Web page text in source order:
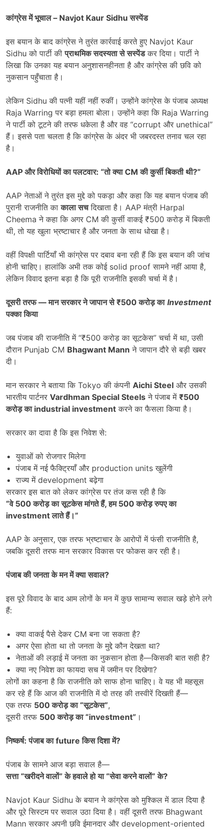
कांग्रेस में भूचाल– Navjot Kaur Sidhuसस्पेंड
इस बयान के बाद कांग्रेस ने तुरंत कार्रवाई करते हुए Navjot Kaur
Sidhu को पार्टी कीप्राथमिक सदस्यता से सस्पेंडकर दिया। पार्टी ने
लिखा कि उनका यह बयान अनुशासनहीनता है और कांग्रेस की छवि को
नुकसान पहुँचाता है।
लेकिन Sidhu की पत्नी यहीं नहीं रुकीं। उन्होंने कांग्रेस के पंजाब अध्यक्ष
Raja Warring पर बड़ा हमला बोला। उन्होंने कहा कि Raja Warring
ने पार्टी को टूटने की तरफ धकेला है और वह “corrupt और unethical”
हैं। इससे पता चलता है कि कांग्रेस के अंदर भी जबरदस्त तनाव चल रहा
है।
AAP और विरोधियों का पलटवार: “तो क्याCMकी कुर्सी बिकती थी?”
AAP नेताओं ने तुरंत इस मुद्दे को पकड़ा और कहा कि यह बयान पंजाब की
पुरानी राजनीति काकाला सचदिखाता है। AAP मंत्री Harpal
Cheema ने कहा कि अगर CM की कुर्सी वाकई ₹500 करोड़ में बिकती
थी, तो यह खुला भ्रष्टाचार है और जनता के साथ धोखा है।
वहीं विपक्षी पार्टियाँ भी कांग्रेस पर दबाव बना रही हैं कि इस बयान की जांच
होनी चाहिए। हालांकि अभी तक कोई solid proof सामने नहीं आया है,
लेकिन विवाद इतना बड़ा है कि पूरी राजनीति इसकी चर्चा में है।
दूसरी तरफ—मान सरकार ने जापान से₹500करोड़ का Investment
पक्का किया
जब पंजाब की राजनीति में “₹500 करोड़ का सूटकेस” चर्चा में था, उसी
दौरान Punjab CM Bhagwant Mann ने जापान दौरे से बड़ी खबर
दी।
मान सरकार ने बताया कि Tokyo की कंपनी Aichi Steel और उसकी
भारतीय पार्टनर Vardhman Special Steels ने पंजाब में ₹500
करोड़ का industrial investment करने का फैसला किया है।
सरकार का दावा है कि इस निवेश से:
युवाओं को रोजगार मिलेगा
पंजाब में नई फैक्ट्रियाँ और production units खुलेंगी
राज्य में development बढ़ेगा
सरकार इस बात को लेकर कांग्रेस पर तंज कस रही है कि
“वे 500करोड़ का सूटकेस मांगते हैं,हम 500करोड़ रुपए का
investmentलाते हैं।”
AAP के अनुसार, एक तरफ भ्रष्टाचार के आरोपों में फंसी राजनीति है,
जबकि दूसरी तरफ मान सरकार विकास पर फोकस कर रही है।
पंजाब की जनता के मन में क्या सवाल?
इस पूरे विवाद के बाद आम लोगों के मन में कुछ सामान्य सवाल खड़े होने लगे
हैं:
क्या वाकई पैसे देकर CM बना जा सकता है?
अगर ऐसा होता था तो जनता के मुद्दे कौन देखता था?
नेताओं की लड़ाई में जनता का नुकसान होता है—किसकी बात सही है?
क्या नए निवेश का फायदा सच में जमीन पर दिखेगा?
लोगों का कहना है कि राजनीति को साफ होना चाहिए। वे यह भी महसूस
कर रहे हैं कि आज की राजनीति में दो तरह की तस्वीरें दिखती हैं—
एक तरफ 500करोड़ का “सूटकेस”,
दूसरी तरफ 500करोड़ का “investment” ।
निष्कर्ष: पंजाब काfutureकिस दिशा में?
पंजाब के सामने आज बड़ा सवाल है—
सत्ता “खरीदने वालों”के हवाले हो या “सेवा करने वालों”के?
Navjot Kaur Sidhu के बयान ने कांग्रेस को मुश्किल में डाल दिया है
और पूरे सिस्टम पर सवाल उठा दिया है। वहीं दूसरी तरफ Bhagwant
Mann सरकार अपनी छवि ईमानदार और development-oriented